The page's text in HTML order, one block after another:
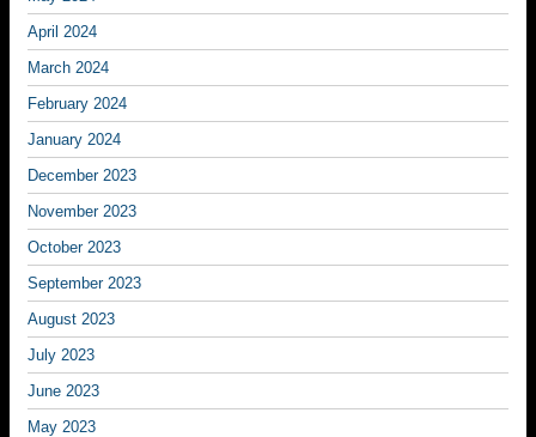
April 2024
March 2024
February 2024
January 2024
December 2023
November 2023
October 2023
September 2023
August 2023
July 2023
June 2023
May 2023